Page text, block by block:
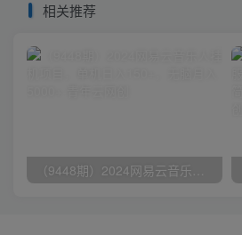
相关推荐
（9448期）2024网易云音乐人挂机项目，单机日入150+，无脑月入5000+